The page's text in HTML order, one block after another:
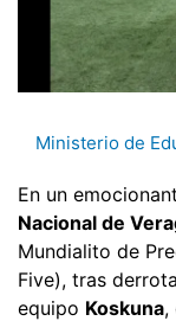
Ministerio de
En un
Nacional de
Mundialito de
Five), tras
equipo Koskuna,